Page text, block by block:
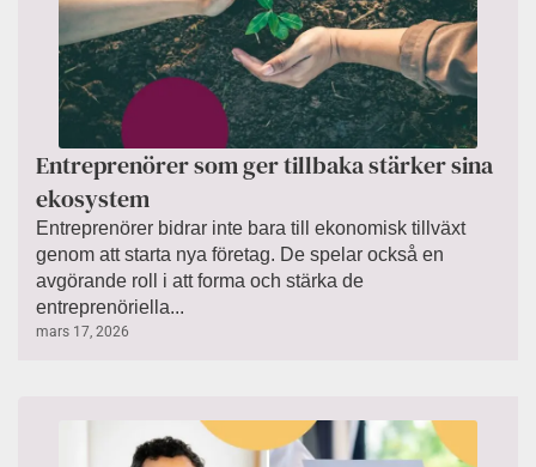
Entreprenörer som ger tillbaka stärker sina
ekosystem
Entreprenörer bidrar inte bara till ekonomisk tillväxt
genom att starta nya företag. De spelar också en
avgörande roll i att forma och stärka de
entreprenöriella...
mars 17, 2026